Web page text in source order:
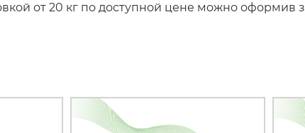
от 20 кг по доступной цене можно оформив